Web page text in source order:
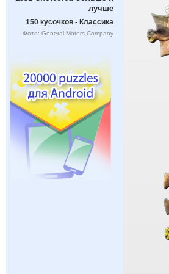
лучше
150 кусочков - Классика
Фото: General Motors Company